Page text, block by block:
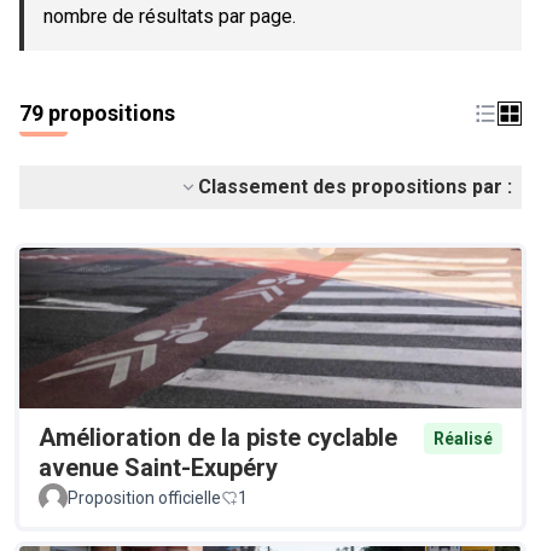
nombre de résultats par page.
79 propositions
Classement des propositions par :
Amélioration de la piste cyclable
avenue Saint-Exupéry
Réalisé
Proposition officielle 1